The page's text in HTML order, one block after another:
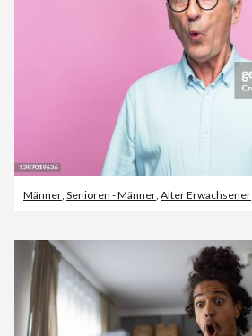
Männer, Senioren - Männer, Alter Erwachsener